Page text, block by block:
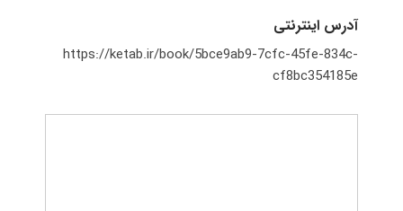
آدرس اینترنتی
https://ketab.ir/book/5bce9ab9-7cfc-45fe-834c-
cf8bc354185e